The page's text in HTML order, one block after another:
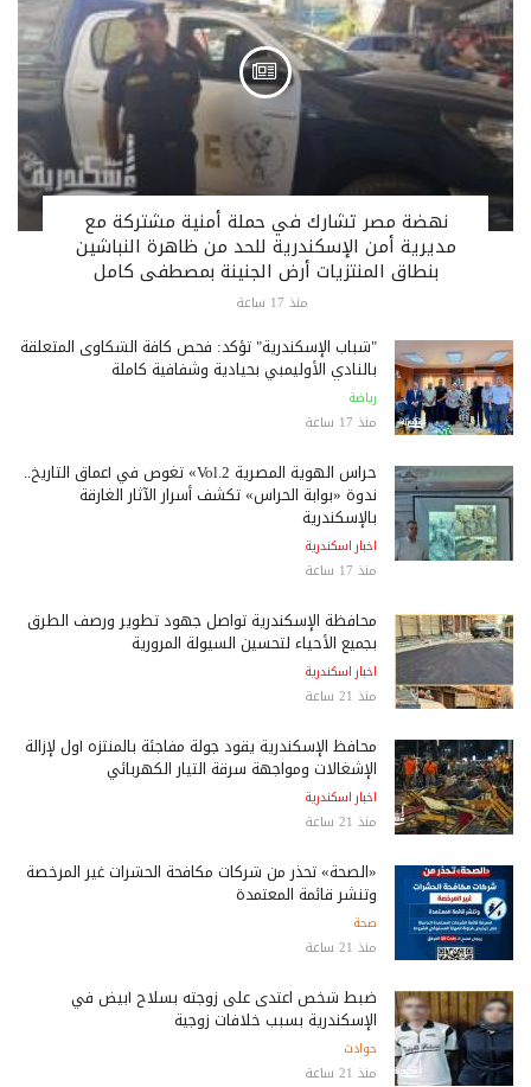
نهضة مصر تشارك في حملة أمنية مشتركة مع
مديرية أمن الإسكندرية للحد من ظاهرة النباشين
بنطاق المنتزيات أرض الجنينة بمصطفى كامل
منذ 17 ساعة
"شباب الإسكندرية" تؤكد: فحص كافة الشكاوى المتعلقة
بالنادي الأوليمبي بحيادية وشفافية كاملة
رياضة
منذ 17 ساعة
حراس الهوية المصرية Vol.2» تغوص في أعماق التاريخ..
ندوة «بوابة الحراس» تكشف أسرار الآثار الغارقة
بالإسكندرية
اخبار اسكندرية
منذ 17 ساعة
محافظة الإسكندرية تواصل جهود تطوير ورصف الطرق
بجميع الأحياء لتحسين السيولة المرورية
اخبار اسكندرية
منذ 21 ساعة
محافظ الإسكندرية يقود جولة مفاجئة بالمنتزه أول لإزالة
الإشغالات ومواجهة سرقة التيار الكهربائي
اخبار اسكندرية
منذ 21 ساعة
«الصحة» تحذر من شركات مكافحة الحشرات غير المرخصة
وتنشر قائمة المعتمدة
صحة
منذ 21 ساعة
ضبط شخص اعتدى على زوجته بسلاح أبيض في
الإسكندرية بسبب خلافات زوجية
حوادث
منذ 21 ساعة